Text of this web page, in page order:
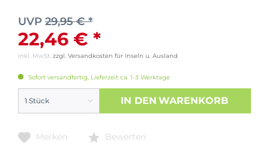
UVP 29,95 € *
22,46 € *
inkl. MwSt. zzgl. Versandkosten für Inseln u. Ausland
Sofort versandfertig, Lieferzeit ca. 1-3 Werktage
IN DEN WARENKORB
Merken Bewerten